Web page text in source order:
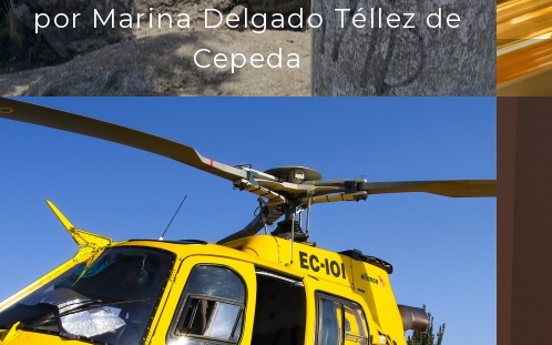
por Marina Delgado Téllez de
Cepeda